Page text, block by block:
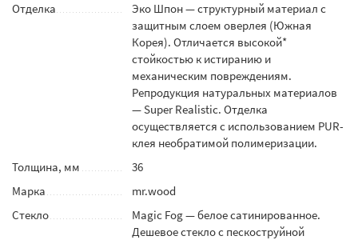
Отделка
Эко Шпон — структурный материал с
защитным слоем оверлея (Южная
Корея). Отличается высокой*
стойкостью к истиранию и
механическим повреждениям.
Репродукция натуральных материалов
— Super Realistic. Отделка
осуществляется с использованием PUR-
клея необратимой полимеризации.
Толщина, мм
36
Марка
mr.wood
Стекло
Magic Fog — белое сатинированное.
Дешевое стекло с пескоструйной